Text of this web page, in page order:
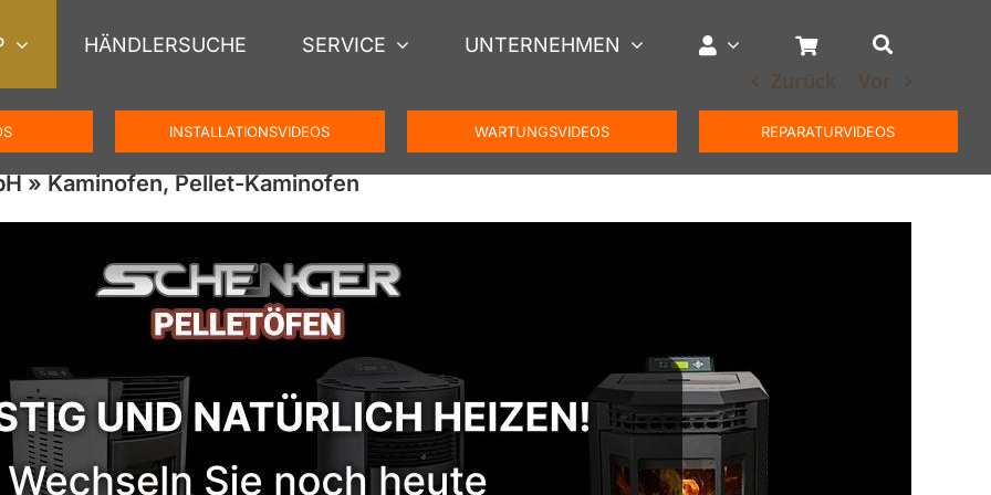
HÄNDLERSUCHE SERVICE UNTERNEHMEN
INSTALLATIONSVIDEOS WARTUNGSVIDEOS REPARATURVIDEOS
Zurück Vor
» Kaminofen, Pellet-Kaminofen